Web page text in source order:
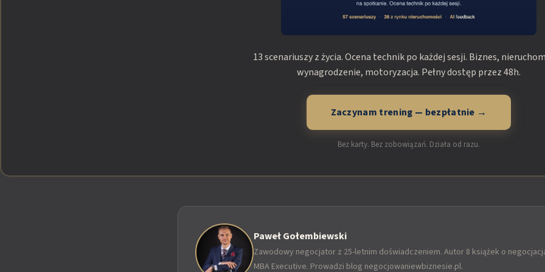
13 scenariuszy z życia. Ocena technik po każdej sesji. Biznes,
wynagrodzenie, motoryzacja. Pełny dostęp przez 48h.
Zaczynam trening — bezpłatnie →
Bez karty. Bez zobowiązań. Działa od razu.
Paweł Gołembiewski
Zawodowy negocjator z 25-letnim doświadczeniem. Autor 8 książek o
MBA Executive. Prowadzi blog negocjowaniewbiznesie.pl.